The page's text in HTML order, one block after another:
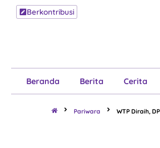
Berkontribusi
Beranda Berita Cerita
Pariwara WTP Diraih,